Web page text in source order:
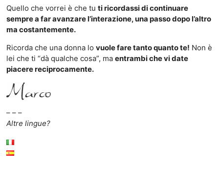
Quello che vorrei è che tu ti ricordassi di continuare
sempre a far avanzare l’interazione, una passo dopo l’altro
ma costantemente.
Ricorda che una donna lo vuole fare tanto quanto te! Non è
lei che ti “dà qualche cosa”, ma entrambi che vi date
piacere reciprocamente.
– – –
Altre lingue?